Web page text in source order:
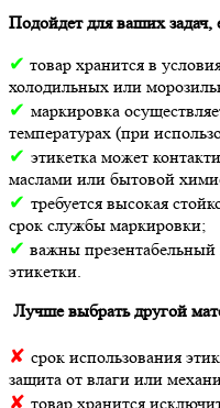
Подойдет для ваших задач,
✔ товар хранится в
холодильных или
✔ маркировка
температурах (при
✔ этикетка может
маслами или бытовой
✔ требуется высокая
срок службы маркировки;
✔ важны
этикетки.
Лучше выбрать другой
✘ срок использования
защита от влаги или
✘ товар хранится